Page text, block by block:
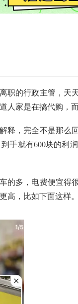
职的行政主管，天
人家是在搞代购，
释，完全不是那么
手就有600块的利
的多，电费便宜得
高，比如下面这样。